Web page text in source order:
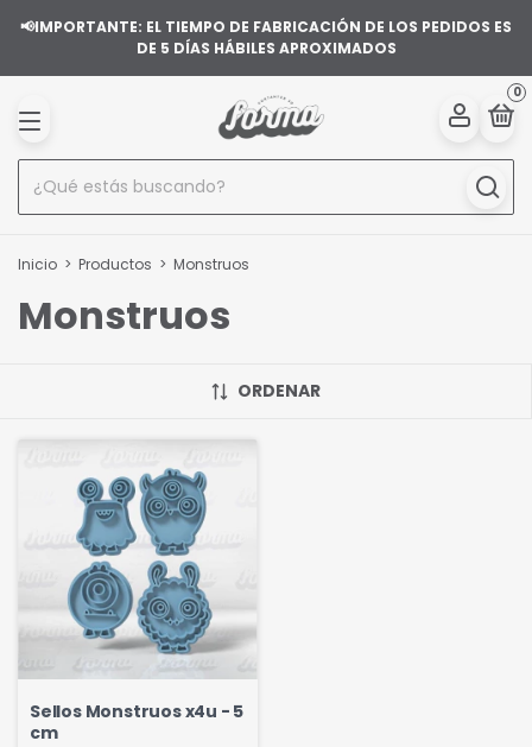
📢IMPORTANTE: EL TIEMPO DE FABRICACIÓN DE LOS PEDIDOS ES
DE 5 DÍAS HÁBILES APROXIMADOS
0
Inicio > Productos > Monstruos
Monstruos
ORDENAR
Sellos Monstruos x4u - 5
cm